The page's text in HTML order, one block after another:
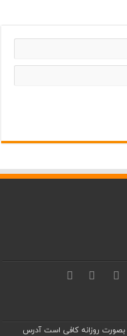
بصورت روزانه کافی است آدرس